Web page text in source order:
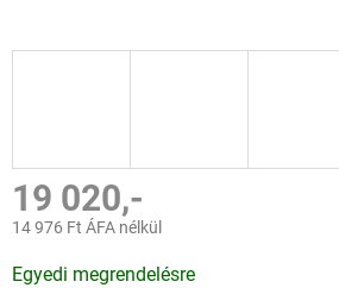
19 020,-
14 976 Ft ÁFA nélkül
Egyedi megrendelésre